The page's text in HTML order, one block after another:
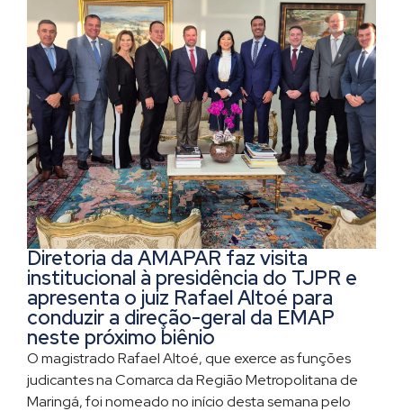
Diretoria da AMAPAR faz visita
institucional à presidência do TJPR e
apresenta o juiz Rafael Altoé para
conduzir a direção-geral da EMAP
neste próximo biênio
O magistrado Rafael Altoé, que exerce as funções
judicantes na Comarca da Região Metropolitana de
Maringá, foi nomeado no início desta semana pelo